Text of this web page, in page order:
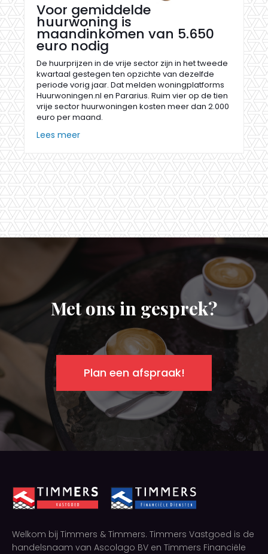
Voor gemiddelde
huurwoning is
maandinkomen van 5.650
euro nodig
De huurprijzen in de vrije sector zijn in het tweede
kwartaal gestegen ten opzichte van dezelfde
periode vorig jaar. Dat melden woningplatforms
Huurwoningen.nl en Pararius. Ruim vier op de tien
vrije sector huurwoningen kosten meer dan 2.000
euro per maand.
Lees meer
Met ons in gesprek?
Plan een afspraak!
Welkom bij Timmers & Timmers. Timmers Vastgoed is de
handelsnaam van Ascolago BV en Timmers Financiële